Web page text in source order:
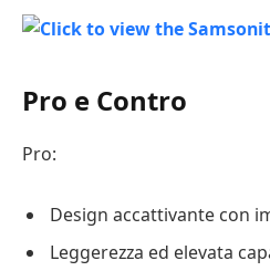
Pro e Contro
Pro:
Design accattivante con
Leggerezza ed elevata